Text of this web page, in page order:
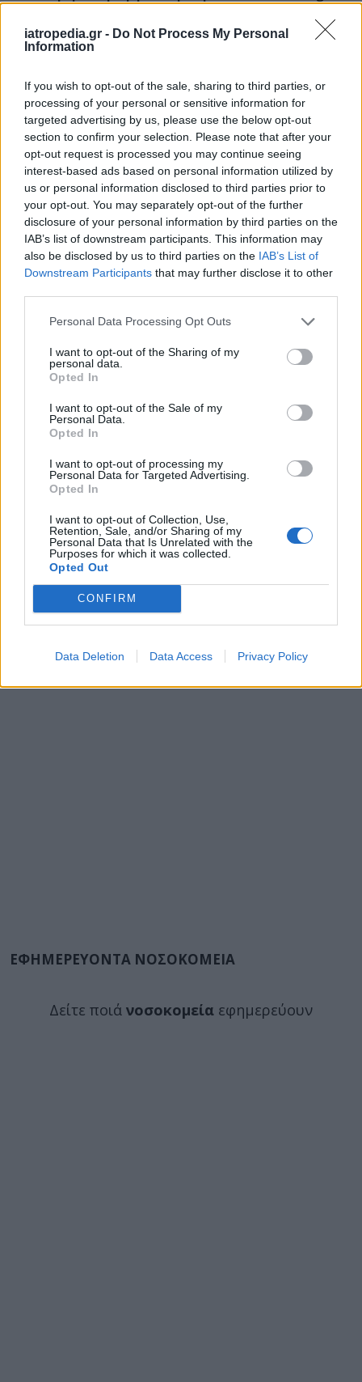
iatropedia.gr - Do Not Process My Personal
Information
If you wish to opt-out of the sale, sharing to third parties, or
processing of your personal or sensitive information for
targeted advertising by us, please use the below opt-out
section to confirm your selection. Please note that after your
opt-out request is processed you may continue seeing
interest-based ads based on personal information utilized by
us or personal information disclosed to third parties prior to
your opt-out. You may separately opt-out of the further
disclosure of your personal information by third parties on the
IAB’s list of downstream participants. This information may
also be disclosed by us to third parties on the IAB’s List of
Downstream Participants that may further disclose it to other
Personal Data Processing Opt Outs
I want to opt-out of the Sharing of my
personal data.
Opted In
I want to opt-out of the Sale of my
Personal Data.
Opted In
I want to opt-out of processing my
Personal Data for Targeted Advertising.
Opted In
I want to opt-out of Collection, Use,
Retention, Sale, and/or Sharing of my
Personal Data that Is Unrelated with the
Purposes for which it was collected.
Opted Out
CONFIRM
Data Deletion Data Access Privacy Policy
5 τρόποι για να αλλάξετε συνήθειες
ΥΓΕΙΑ 06 Αυγούστου 2026 17:31
Άνοια: 3 αλλαγές που «μπλοκάρουν» τη νόσο για 13
χρόνια – Το «κλειδί» είναι στη μέση ηλικία
ΕΙΔΗΣΕΙΣ 06 Αυγούστου 2026 16:47
Νοσοκομείο Ζακύνθου: Οκτώ γυναίκες στα Επείγοντα
με αναφορές για βιασμό, σύμφωνα με την ΠΟΕΔΗΝ
ΕΦΗΜΕΡΕΥΟΝΤΑ ΝΟΣΟΚΟΜΕΙΑ
Δείτε ποιά νοσοκομεία εφημερεύουν